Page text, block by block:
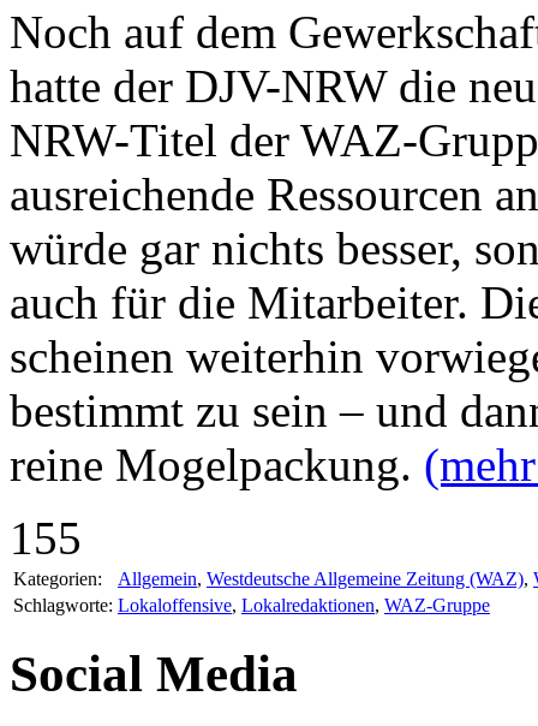
Noch auf dem
hatte der DJV-NRW die
NRW-Titel der WAZ-
ausreichende Ressourcen
würde gar nichts besser,
auch für die Mitarbeiter.
scheinen weiterhin
bestimmt zu sein – und
reine Mogelpackung.
155
Kategorien: Allgemein, Westdeutsche Allgemeine Zeitung (WAZ),
Schlagworte: Lokaloffensive, Lokalredaktionen, WAZ-Gruppe
Social Media